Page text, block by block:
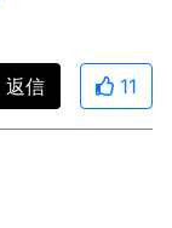
返信
11